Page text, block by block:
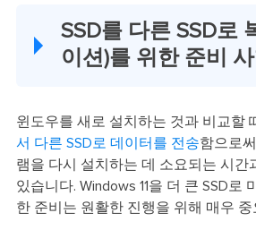
SSD를 다른 SSD로
이션)를 위한 준비
윈도우를 새로 설치하는 것과 비교할
서 다른 SSD로 데이터를 전송함으로
램을 다시 설치하는 데 소요되는 시간
있습니다. Windows 11을 더 큰 SSD로
한 준비는 원활한 진행을 위해 매우 중